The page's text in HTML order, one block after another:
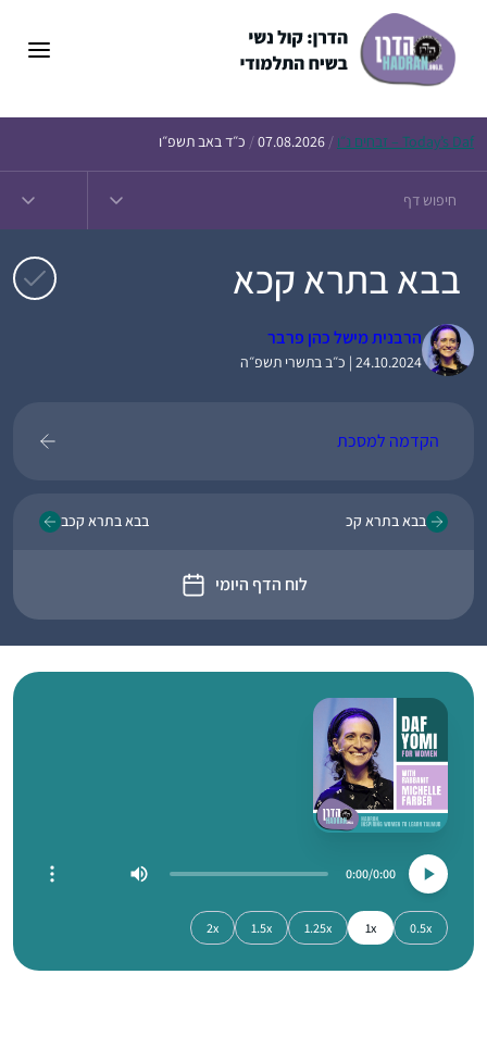
Today’s Daf – זבחים נ״ו /
07.08.2026
/ כ״ד באב תשפ״ו
בבא בתרא קכא
הרבנית מישל כהן פרבר
24.10.2024 | כ״ב בתשרי תשפ״ה
הקדמה למסכת
בבא בתרא קכ
לוח הדף היומי
בבא בתרא קכב
0:00
0:00
0.5x
1x
1.25x
1.5x
2x